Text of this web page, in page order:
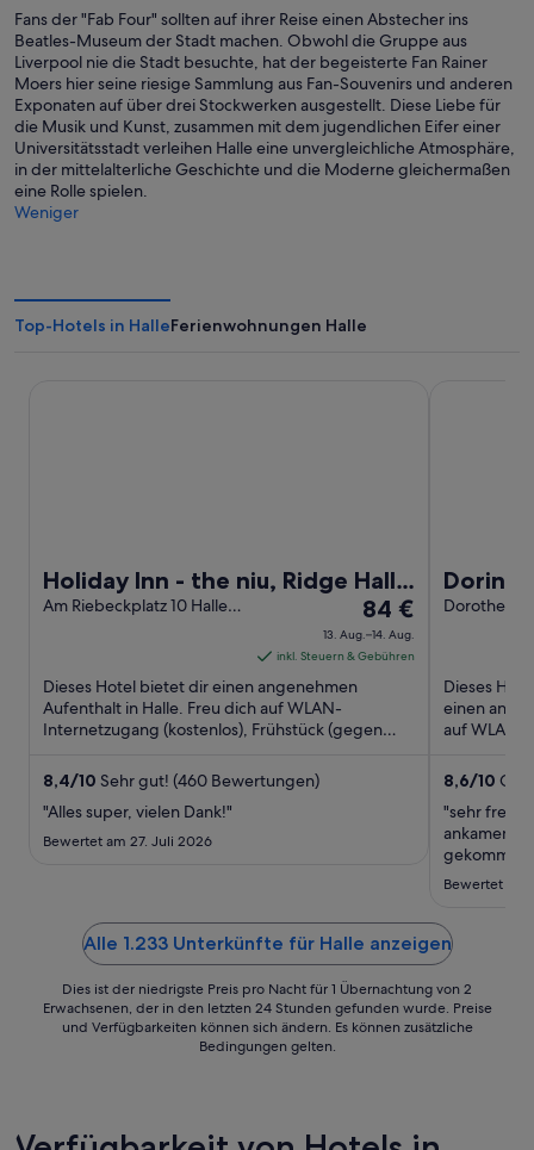
Fans der "Fab Four" sollten auf ihrer Reise einen Abstecher ins
Beatles-Museum der Stadt machen. Obwohl die Gruppe aus
Liverpool nie die Stadt besuchte, hat der begeisterte Fan Rainer
Moers hier seine riesige Sammlung aus Fan-Souvenirs und anderen
Exponaten auf über drei Stockwerken ausgestellt. Diese Liebe für
die Musik und Kunst, zusammen mit dem jugendlichen Eifer einer
Universitätsstadt verleihen Halle eine unvergleichliche Atmosphäre,
in der mittelalterliche Geschichte und die Moderne gleichermaßen
eine Rolle spielen.
Weniger
Top-Hotels in HalleFerienwohnungen Halle
Holiday Inn - the niu, Ridge Halle
Central Station by IHG
Am Riebeckplatz 10 Halle
Der
Preis
beträgt
Nacht
84 €
13. Aug.–14. Aug.
inkl. Steuern & Gebühren
Dieses Hotel bietet dir einen angenehmen
Aufenthalt in Halle. Freu dich auf WLAN-
Internetzugang (kostenlos), Frühstück (gegen
8,4/10 Sehr gut! (460 Bewertungen)
"Alles super, vielen Dank!"
Bewertet am 27. Juli 2026
Dorint
(Saale)
Dieses
einen
auf WLAN-
8,6/10
"sehr
ankamen.
aber da
Bewertet am
Alle 1.233 Unterkünfte für Halle anzeigen
Dies ist der niedrigste Preis pro Nacht für 1 Übernachtung von 2
Erwachsenen, der in den letzten 24 Stunden gefunden wurde. Preise
und Verfügbarkeiten können sich ändern. Es können zusätzliche
Bedingungen gelten.